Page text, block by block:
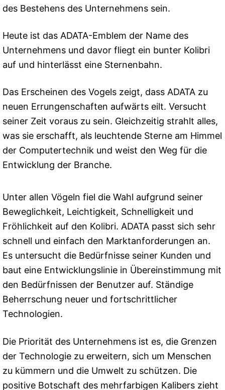
des Bestehens des Unternehmens sein.
Heute ist das ADATA-Emblem der Name des
Unternehmens und davor fliegt ein bunter Kolibri
auf und hinterlässt eine Sternenbahn.
Das Erscheinen des Vogels zeigt, dass ADATA zu
neuen Errungenschaften aufwärts eilt. Versucht
seiner Zeit voraus zu sein. Gleichzeitig strahlt alles,
was sie erschafft, als leuchtende Sterne am Himmel
der Computertechnik und weist den Weg für die
Entwicklung der Branche.
Unter allen Vögeln fiel die Wahl aufgrund seiner
Beweglichkeit, Leichtigkeit, Schnelligkeit und
Fröhlichkeit auf den Kolibri. ADATA passt sich sehr
schnell und einfach den Marktanforderungen an.
Es untersucht die Bedürfnisse seiner Kunden und
baut eine Entwicklungslinie in Übereinstimmung mit
den Bedürfnissen der Benutzer auf. Ständige
Beherrschung neuer und fortschrittlicher
Technologien.
Die Priorität des Unternehmens ist es, die Grenzen
der Technologie zu erweitern, sich um Menschen
zu kümmern und die Umwelt zu schützen. Die
positive Botschaft des mehrfarbigen Kalibers zieht